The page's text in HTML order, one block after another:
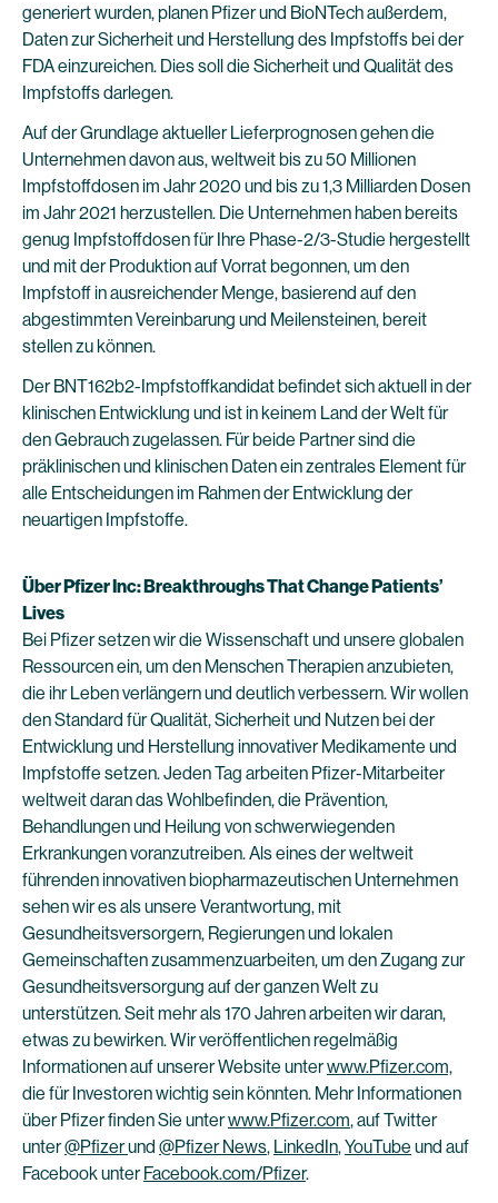
generiert wurden, planen Pfizer und BioNTech außerdem,
Daten zur Sicherheit und Herstellung des Impfstoffs bei der
FDA einzureichen. Dies soll die Sicherheit und Qualität des
Impfstoffs darlegen.
Auf der Grundlage aktueller Lieferprognosen gehen die
Unternehmen davon aus, weltweit bis zu 50 Millionen
Impfstoffdosen im Jahr 2020 und bis zu 1,3 Milliarden Dosen
im Jahr 2021 herzustellen. Die Unternehmen haben bereits
genug Impfstoffdosen für Ihre Phase-2/3-Studie hergestellt
und mit der Produktion auf Vorrat begonnen, um den
Impfstoff in ausreichender Menge, basierend auf den
abgestimmten Vereinbarung und Meilensteinen, bereit
stellen zu können.
Der BNT162b2-Impfstoffkandidat befindet sich aktuell in der
klinischen Entwicklung und ist in keinem Land der Welt für
den Gebrauch zugelassen. Für beide Partner sind die
präklinischen und klinischen Daten ein zentrales Element für
alle Entscheidungen im Rahmen der Entwicklung der
neuartigen Impfstoffe.
Über Pfizer Inc: Breakthroughs That Change Patients’
Lives
Bei Pfizer setzen wir die Wissenschaft und unsere globalen
Ressourcen ein, um den Menschen Therapien anzubieten,
die ihr Leben verlängern und deutlich verbessern. Wir wollen
den Standard für Qualität, Sicherheit und Nutzen bei der
Entwicklung und Herstellung innovativer Medikamente und
Impfstoffe setzen. Jeden Tag arbeiten Pfizer-Mitarbeiter
weltweit daran das Wohlbefinden, die Prävention,
Behandlungen und Heilung von schwerwiegenden
Erkrankungen voranzutreiben. Als eines der weltweit
führenden innovativen biopharmazeutischen Unternehmen
sehen wir es als unsere Verantwortung, mit
Gesundheitsversorgern, Regierungen und lokalen
Gemeinschaften zusammenzuarbeiten, um den Zugang zur
Gesundheitsversorgung auf der ganzen Welt zu
unterstützen. Seit mehr als 170 Jahren arbeiten wir daran,
etwas zu bewirken. Wir veröffentlichen regelmäßig
Informationen auf unserer Website unterwww.Pfizer.com,
die für Investoren wichtig sein könnten. Mehr Informationen
über Pfizer finden Sie unterwww.Pfizer.com, auf Twitter
unter@Pfizerund @Pfizer News, LinkedIn,YouTube und auf
Facebook unterFacebook.com/Pfizer.